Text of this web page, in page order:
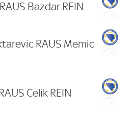
Bazdar REIN
RAUS Memic
Celik REIN